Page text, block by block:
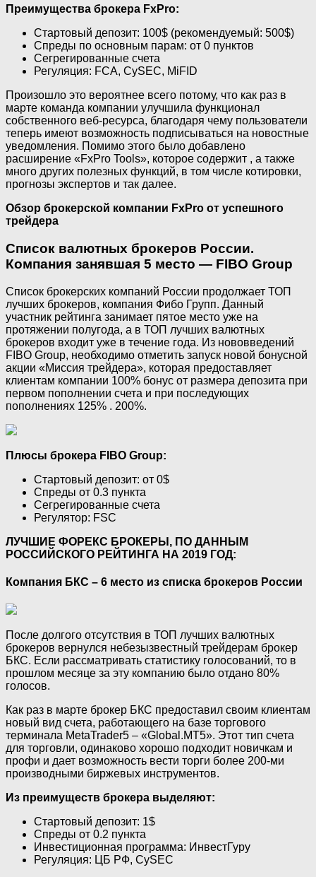
Преимущества брокера FxPro:
Стартовый депозит: 100$ (рекомендуемый: 500$)
Спреды по основным парам: от 0 пунктов
Сегрегированные счета
Регуляция: FCA, CySEC, MiFID
Произошло это вероятнее всего потому, что как раз в
марте команда компании улучшила функционал
собственного веб-ресурса, благодаря чему пользователи
теперь имеют возможность подписываться на новостные
уведомления. Помимо этого было добавлено
расширение «FxPro Tools», которое содержит , а также
много других полезных функций, в том числе котировки,
прогнозы экспертов и так далее.
Обзор брокерской компании FxPro от успешного
трейдера
Список валютных брокеров России.
Компания занявшая 5 место — FIBO Group
Список брокерских компаний России продолжает ТОП
лучших брокеров, компания Фибо Групп. Данный
участник рейтинга занимает пятое место уже на
протяжении полугода, а в ТОП лучших валютных
брокеров входит уже в течение года. Из нововведений
FIBO Group, необходимо отметить запуск новой бонусной
акции «Миссия трейдера», которая предоставляет
клиентам компании 100% бонус от размера депозита при
первом пополнении счета и при последующих
пополнениях 125% . 200%.
Плюсы брокера FIBO Group:
Стартовый депозит: от 0$
Спреды от 0.3 пункта
Сегрегированные счета
Регулятор: FSC
ЛУЧШИЕ ФОРЕКС БРОКЕРЫ, ПО ДАННЫМ
РОССИЙСКОГО РЕЙТИНГА НА 2019 ГОД:
Компания БКС – 6 место из списка брокеров России
После долгого отсутствия в ТОП лучших валютных
брокеров вернулся небезызвестный трейдерам брокер
БКС. Если рассматривать статистику голосований, то в
прошлом месяце за эту компанию было отдано 80%
голосов.
Как раз в марте брокер БКС предоставил своим клиентам
новый вид счета, работающего на базе торгового
терминала MetaTrader5 – «Global.MT5». Этот тип счета
для торговли, одинаково хорошо подходит новичкам и
профи и дает возможность вести торги более 200-ми
производными биржевых инструментов.
Из преимуществ брокера выделяют:
Стартовый депозит: 1$
Спреды от 0.2 пункта
Инвестиционная программа: ИнвестГуру
Регуляция: ЦБ РФ, CySEC